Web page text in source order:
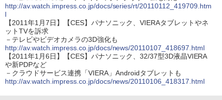
http://av.watch.impress.co.jp/docs/series/rt/20110112_419709.htm
l
【2011年1月7日】【CES】パナソニック、VIERAタブレットやネ
ットTVを訴求
－テレビやビデオカメラの3D強化も
http://av.watch.impress.co.jp/docs/news/20110107_418697.html
【2011年1月6日】【CES】パナソニック、32/37型3D液晶VIERA
や新PDPなど
－クラウドサービス連携「VIERA」Androidタブレットも
http://av.watch.impress.co.jp/docs/news/20110106_418317.html